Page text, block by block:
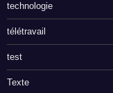
technologie
télétravail
test
Texte